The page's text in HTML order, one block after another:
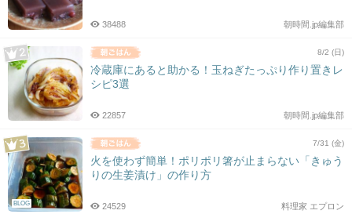
朝時間.jp編集部
38488
8/2 (日)
冷蔵庫にあると助かる！玉ねぎたっぷり作り置きレ
シピ3選
朝時間.jp編集部
22857
BLOG
7/31 (金)
火を使わず簡単！ポリポリ箸が止まらない「きゅう
りの生姜漬け」の作り方
料理家 エプロン
24529